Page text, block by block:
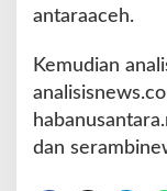
antaraaceh.
Kemudian
dan